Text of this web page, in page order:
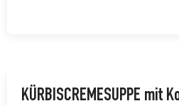
KÜRBISCREMESUPPE mit